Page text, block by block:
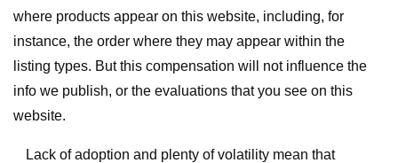
where products appear on this website, including, for
instance, the order where they may appear within the
listing types. But this compensation will not influence the
info we publish, or the evaluations that you see on this
website.
Lack of adoption and plenty of volatility mean that